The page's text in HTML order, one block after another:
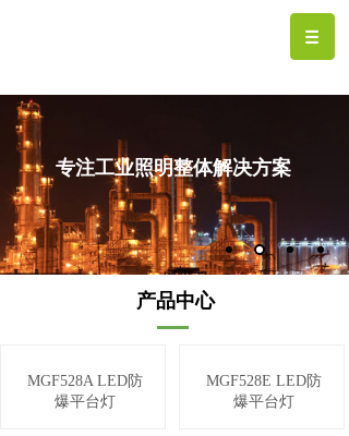
专注工业照明整体解决方案
产品中心
MGF528A LED防
爆平台灯
MGF528E LED防
爆平台灯